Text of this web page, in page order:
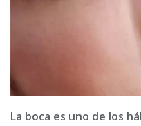
La boca es uno de los